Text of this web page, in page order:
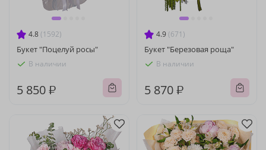
4.8 (1592)
Букет "Поцелуй росы"
В наличии
5 850 ₽
4.9 (671)
Букет "Березовая роща"
В наличии
5 870 ₽